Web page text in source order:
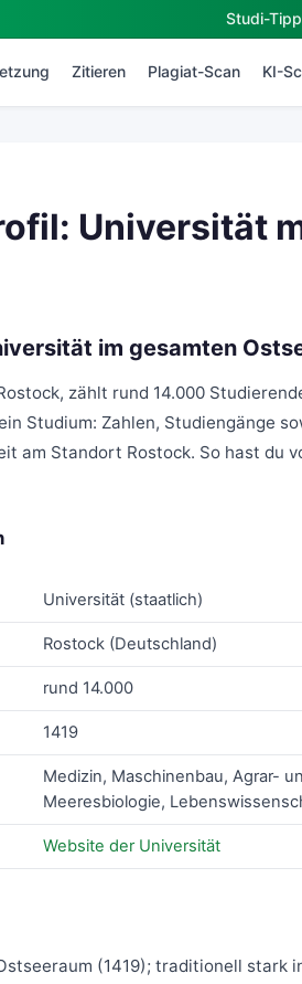
Studi-
Zitieren Plagiat-Scan KI-
Universität
im gesamten
zählt rund 14.000
Studium: Zahlen, Studiengänge
am Standort Rostock. So hast du
Universität (staatlich)
Rostock (Deutschland)
rund 14.000
1419
Medizin, Maschinenbau, Agrar-
Meeresbiologie,
Website der Universität
(1419); traditionell stark